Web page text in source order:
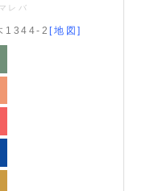
レバ
1344-2[地図]